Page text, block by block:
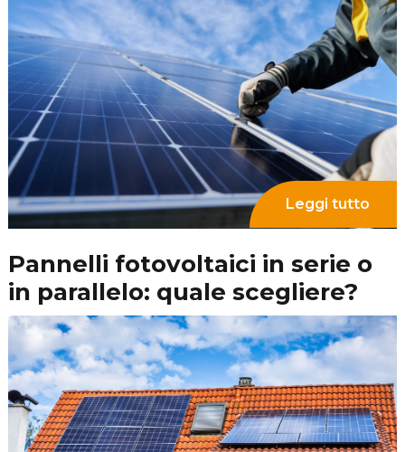
Fotovoltaico vincolo
paesaggistico: tutto ciò che c’è
da sapere
Leggi tutto
Manutenzione pannelli solari:
ogni quanto è necessario farla?